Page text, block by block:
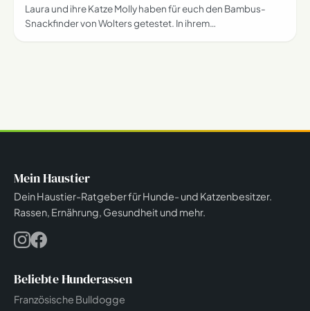
Laura und ihre Katze Molly haben für euch den Bambus-
Snackfinder von Wolters getestet. In ihrem…
Mein Haustier
Dein Haustier-Ratgeber für Hunde- und Katzenbesitzer.
Rassen, Ernährung, Gesundheit und mehr.
Beliebte Hunderassen
Französische Bulldogge